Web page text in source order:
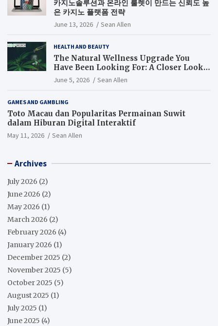
카지노솔루션과 온라인 룰렛이 만드는 신뢰도 높
은 카지노 플랫폼 전략
June 13, 2026 Sean Allen
HEALTH AND BEAUTY
The Natural Wellness Upgrade You
Have Been Looking For: A Closer Look
at CBD Oil
June 5, 2026 Sean Allen
GAMES AND GAMBLING
Toto Macau dan Popularitas Permainan Suwit
dalam Hiburan Digital Interaktif
May 11, 2026 Sean Allen
Archives
July 2026 (2)
June 2026 (2)
May 2026 (1)
March 2026 (2)
February 2026 (4)
January 2026 (1)
December 2025 (2)
November 2025 (5)
October 2025 (5)
August 2025 (1)
July 2025 (1)
June 2025 (4)